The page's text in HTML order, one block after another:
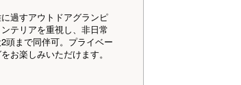
過すアウトドアグランピ
テリアを重視し、非日常
頭まで同伴可。プライベー
お楽しみいただけます。